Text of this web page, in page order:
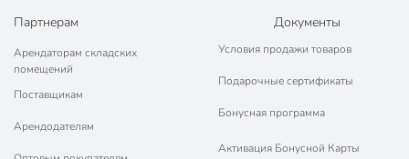
Партнерам
Арендаторам складских
помещений
Поставщикам
Арендодателям
Документы
Условия продажи товаров
Подарочные сертификаты
Бонусная программа
Активация Бонусной Карты